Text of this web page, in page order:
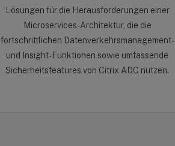
Lösungen für die Herausforderungen einer
Microservices-Architektur, die die
fortschrittlichen Datenverkehrsmanagement-
und Insight-Funktionen sowie umfassende
Sicherheitsfeatures von Citrix ADC nutzen.